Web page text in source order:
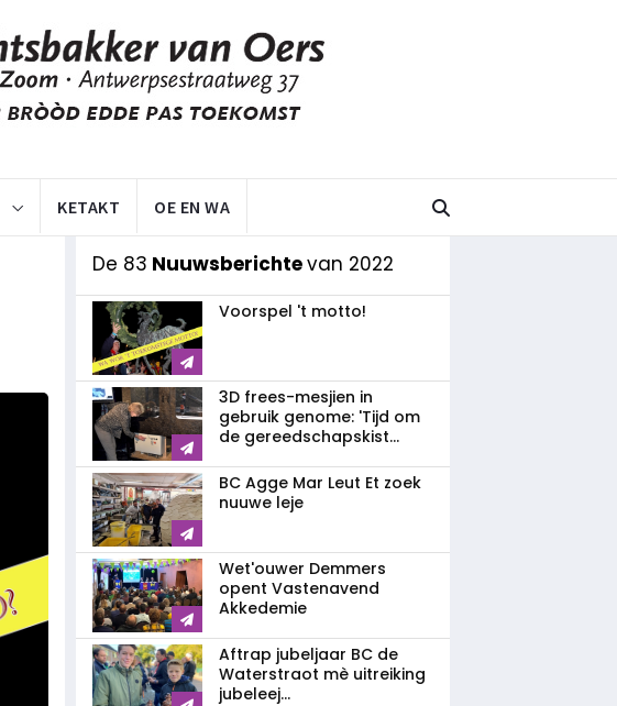
KETAKT OE EN WA
De 83 Nuuwsberichtevan 2022
Voorspel 't motto!
3D frees-mesjien in
gebruik genome: 'Tijd om
de gereedschapskist...
BC Agge Mar Leut Et zoek
nuuwe leje
Wet'ouwer Demmers
opent Vastenavend
Akkedemie
Aftrap jubeljaar BC de
Waterstraot mè uitreiking
jubeleej...